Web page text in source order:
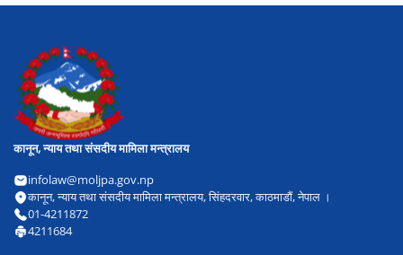
कानून, न्याय तथा संसदीय मामिला मन्त्रालय
infolaw@moljpa.gov.np
कानून, न्याय तथा संसदीय मामिला मन्त्रालय, सिंहदरवार, काठमाडौं, नेपाल ।
01-4211872
4211684